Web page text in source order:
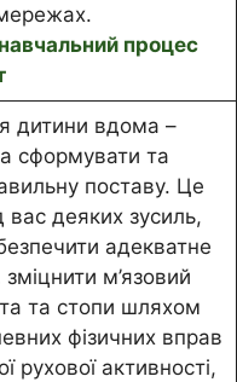
процес
дитини вдома –
сформувати та
поставу. Це
вас деяких зусиль,
адекватне
м’язовий
та стопи шляхом
фізичних вправ
рухової активності,